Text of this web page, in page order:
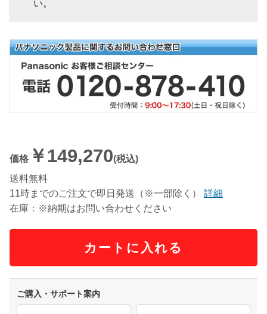
い。
価格 ￥149,270(税込)
送料無料
11時までのご注文で即日発送（※一部除く）
詳細
在庫：※納期はお問い合わせください
カートに入れる